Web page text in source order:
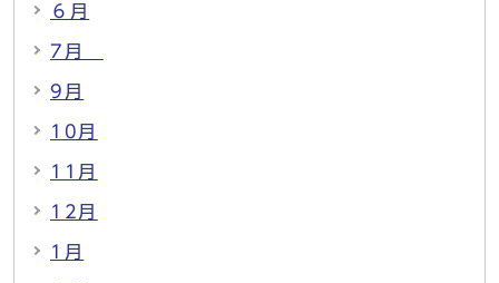
６月
7月
9月
10月
11月
12月
1月